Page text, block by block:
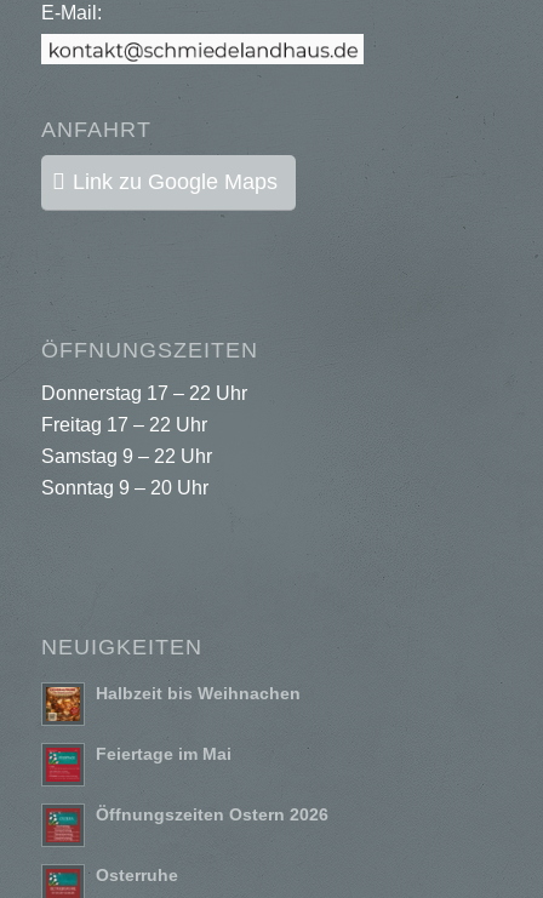
E-Mail:
ANFAHRT
Link zu Google Maps
ÖFFNUNGSZEITEN
Donnerstag 17 – 22 Uhr
Freitag 17 – 22 Uhr
Samstag 9 – 22 Uhr
Sonntag 9 – 20 Uhr
NEUIGKEITEN
Halbzeit bis Weihnachen
Feiertage im Mai
Öffnungszeiten Ostern 2026
Osterruhe